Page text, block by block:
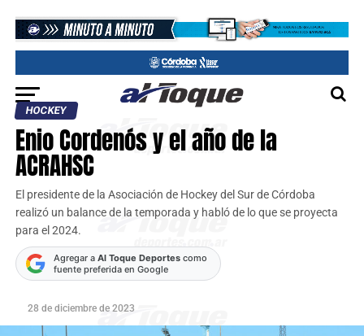
HOCKEY
Enio Cordenós y el año de la
ACRAHSC
El presidente de la Asociación de Hockey del Sur de Córdoba
realizó un balance de la temporada y habló de lo que se proyecta
para el 2024.
Agregar a Al Toque Deportescomo
fuente preferida en Google
28 de diciembre de 2023